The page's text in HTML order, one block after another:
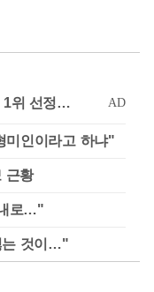
인이라고 하냐"
근황
로…"
는 것이…"